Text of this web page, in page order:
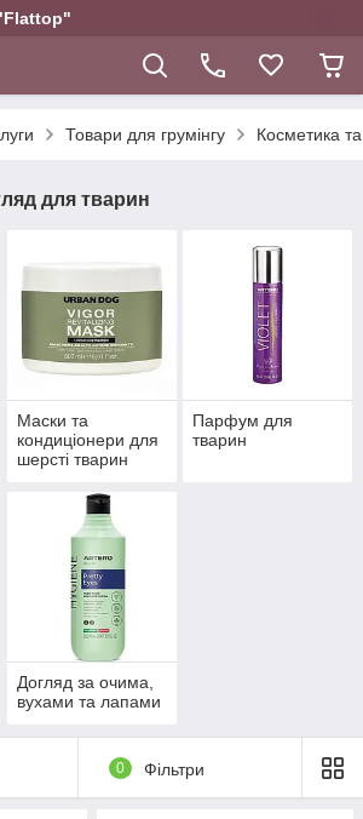
Товари для грумінгу Косметика
для тварин
Маски та
кондиціонери для
шерсті тварин
Парфум для
тварин
Догляд за очима,
вухами та лапами
0 Фільтри